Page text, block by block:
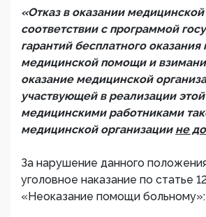
«Отказ в оказании
соответствии с программой
гарантий бесплатного
медицинской помощи и
оказание медицинской
участвующей в реализации
медицинскими работниками
медицинской организации не
За нарушение данного
уголовное наказание по статье
«Неоказание помощи больному»: